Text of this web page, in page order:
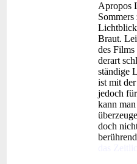
Apropos
Braut.
des
derart
ständige
ist mit
jedoch
kann
doch